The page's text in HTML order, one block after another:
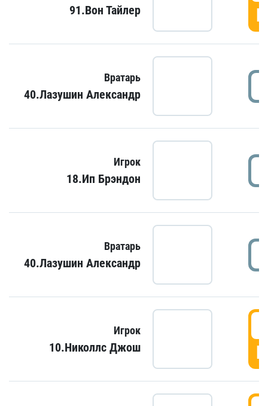
91.Вон Тайлер
Вратарь
40.Лазушин Александр
Игрок
18.Ип Брэндон
Вратарь
40.Лазушин Александр
Игрок
10.Николлс Джош